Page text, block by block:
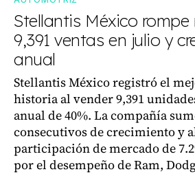
Stellantis México rompe
9,391 ventas en julio y
anual
Stellantis México registró el
historia al vender 9,391
anual de 40%. La compañía
consecutivos de crecimiento y
participación de mercado de
por el desempeño de Ram,